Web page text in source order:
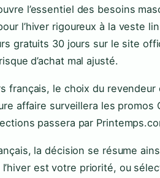
l’essentiel des besoins
l’hiver rigoureux à la veste
gratuits 30 jours sur le site
d’achat mal ajusté.
français, le choix du
affaire surveillera les promos
passera par
la décision se résume
l’hiver est votre priorité, ou